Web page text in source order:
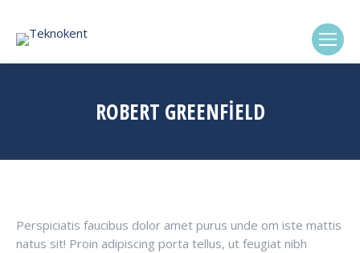
ROBERT GREENFIELD
Perspiciatis faucibus dolor amet purus unde om iste mattis
natus sit! Proin adipiscing porta tellus, ut feugiat nibh